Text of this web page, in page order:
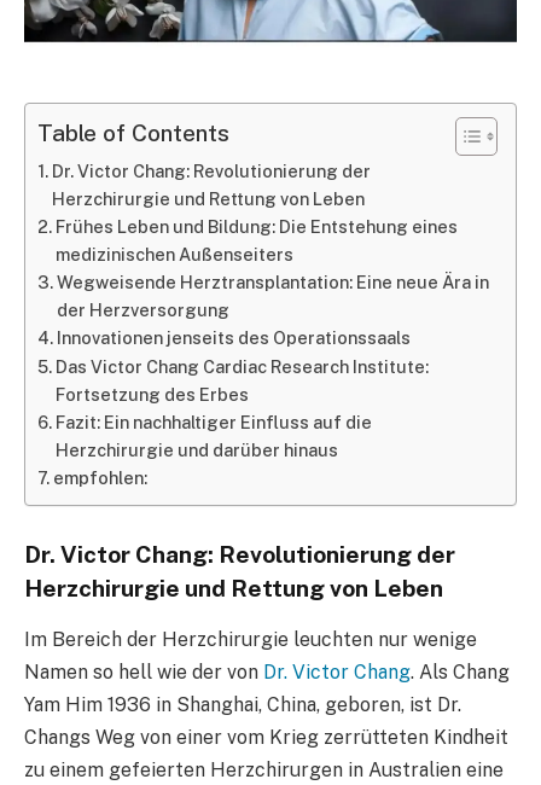
Table of Contents
Dr. Victor Chang: Revolutionierung der
Herzchirurgie und Rettung von Leben
Frühes Leben und Bildung: Die Entstehung eines
medizinischen Außenseiters
Wegweisende Herztransplantation: Eine neue Ära in
der Herzversorgung
Innovationen jenseits des Operationssaals
Das Victor Chang Cardiac Research Institute:
Fortsetzung des Erbes
Fazit: Ein nachhaltiger Einfluss auf die
Herzchirurgie und darüber hinaus
empfohlen:
Dr. Victor Chang: Revolutionierung der
Herzchirurgie und Rettung von Leben
Im Bereich der Herzchirurgie leuchten nur wenige
Namen so hell wie der von Dr. Victor Chang. Als Chang
Yam Him 1936 in Shanghai, China, geboren, ist Dr.
Changs Weg von einer vom Krieg zerrütteten Kindheit
zu einem gefeierten Herzchirurgen in Australien eine